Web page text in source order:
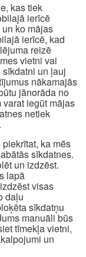
kas tiek
ierīcē
ko mājas
ierīcē, kad
reizē
vietni vai
un ļauj
nākamajās
jānorāda no
iegūt mājas
netiek
ka mēs
sīkdatnes.
un izdzēst.
lapā
visas
daļu
sīkdatņu
manuāli būs
tīmekļa vietni,
un